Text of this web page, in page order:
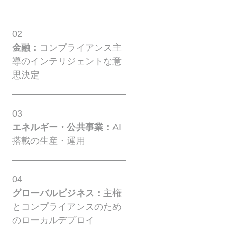
02
金融： コンプライアンス主
導のインテリジェントな意
思決定
03
エネルギー・公共事業： AI
搭載の生産・運用
04
グローバルビジネス： 主権
とコンプライアンスのため
のローカルデプロイ